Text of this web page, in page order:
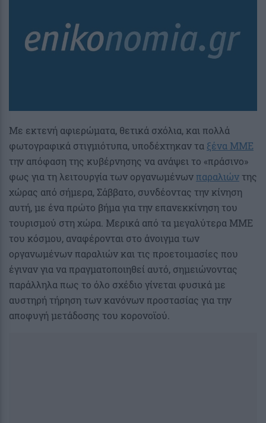
Με εκτενή αφιερώματα, θετικά σχόλια, και πολλά
φωτογραφικά στιγμιότυπα, υποδέχτηκαν τα ξένα ΜΜΕ
την απόφαση της κυβέρνησης να ανάψει το «πράσινο»
φως για τη λειτουργία των οργανωμένων παραλιώντης
χώρας από σήμερα, Σάββατο, συνδέοντας την κίνηση
αυτή, με ένα πρώτο βήμα για την επανεκκίνηση του
τουρισμού στη χώρα. Μερικά από τα μεγαλύτερα ΜΜΕ
του κόσμου, αναφέρονται στο άνοιγμα των
οργανωμένων παραλιών και τις προετοιμασίες που
έγιναν για να πραγματοποιηθεί αυτό, σημειώνοντας
παράλληλα πως το όλο σχέδιο γίνεται φυσικά με
αυστηρή τήρηση των κανόνων προστασίας για την
αποφυγή μετάδοσης του κορονοϊού.